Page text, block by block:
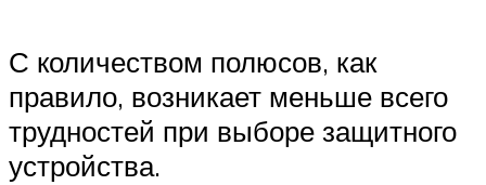
С количеством полюсов, как
правило, возникает меньше всего
трудностей при выборе защитного
устройства.